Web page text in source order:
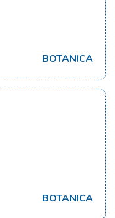
BOTANICA
BOTANICA